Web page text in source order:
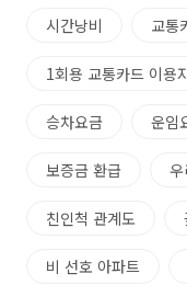
시간낭비 교통
1회용 교통카드 이용
승차요금 운임
보증금 환급
친인척 관계도
비 선호 아파트